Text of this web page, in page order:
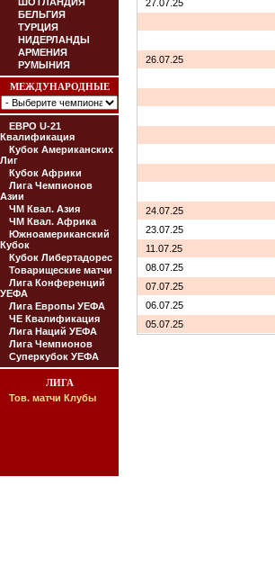
БЕЛЬГИЯ
ТУРЦИЯ
НИДЕРЛАНДЫ
АРМЕНИЯ
РУМЫНИЯ
МЕЖДУНАРОДНЫЕ
ЕВРО U-21
Квалификация
Кубок Американских
Лиг
Кубок Африки
Лига Чемпионов
Азии
ЧМ Квал. Азия
ЧМ Квал. Африка
Южноамериканский
Кубок
Кубок Либертадорес
Товарищеские матчи
Лига Конференций
УЕФА
Лига Европы УЕФА
ЧЕ Квалификация
Лига Наций УЕФА
Лига Чемпионов
Суперкубок УЕФА
ЛИГА
Тов. матчи Клубы
27.07.25
26.07.25
24.07.25
23.07.25
11.07.25
08.07.25
07.07.25
06.07.25
05.07.25